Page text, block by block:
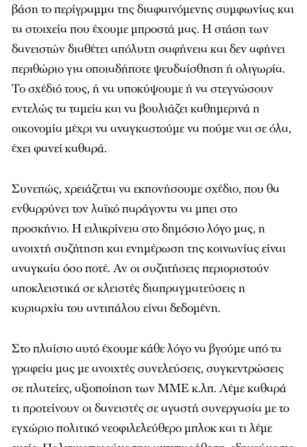
βάση το περίγραμμα της διαφαινόμενης συμφωνίας και
τα στοιχεία που έχουμε μπροστά μας. Η στάση των
δανειστών διαθέτει απόλυτη σαφήνεια και δεν αφήνει
περιθώριο για οποιαδήποτε ψευδαίσθηση ή ολιγωρία.
Το σχέδιό τους, ή να υποκύψουμε ή να στεγνώσουν
εντελώς τα ταμεία και να βουλιάζει καθημερινά η
οικονομία μέχρι να αναγκαστούμε να πούμε ναι σε όλα,
έχει φανεί καθαρά.
Συνεπώς, χρειάζεται να εκπονήσουμε σχέδιο, που θα
ενθαρρύνει τον λαϊκό παράγοντα να μπει στο
προσκήνιο. Η ειλικρίνεια στο δημόσιο λόγο μας, η
ανοιχτή συζήτηση και ενημέρωση της κοινωνίας είναι
αναγκαία όσο ποτέ. Αν οι συζητήσεις περιοριστούν
αποκλειστικά σε κλειστές διαπραγματεύσεις η
κυριαρχία του αντιπάλου είναι δεδομένη.
Στο πλαίσιο αυτό έχουμε κάθε λόγο να βγούμε από τα
γραφεία μας με ανοιχτές συνελεύσεις, συγκεντρώσεις
σε πλατείες, αξιοποίηση των ΜΜΕ κ.λπ. Λέμε καθαρά
τι προτείνουν οι δανειστές σε αγαστή συνεργασία με το
εγχώριο πολιτικό νεοφιλελεύθερο μπλοκ και τι λέμε